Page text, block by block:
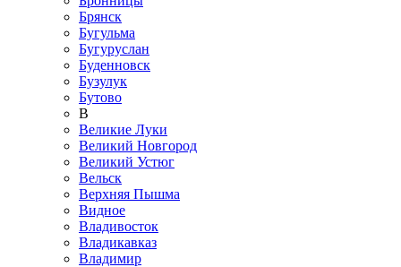
Брянск
Бугульма
Бугуруслан
Буденновск
Бузулук
Бутово
В
Великие Луки
Великий Новгород
Великий Устюг
Вельск
Верхняя Пышма
Видное
Владивосток
Владикавказ
Владимир